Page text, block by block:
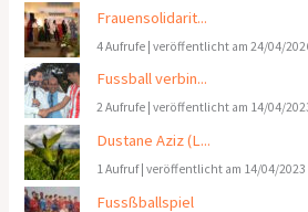
Frauensolidarit...
4 Aufrufe |veröffentlicht am 24/04/
Fussball verbin...
2 Aufrufe |veröffentlicht am 14/04/
Dustane Aziz (L...
1 Aufruf|veröffentlicht am 14/04/2023
Fussßballspiel